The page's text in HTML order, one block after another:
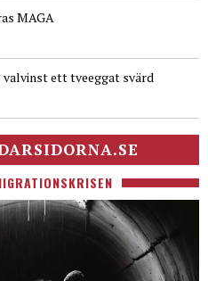
MAGA
valvinst ett tveeggat svärd